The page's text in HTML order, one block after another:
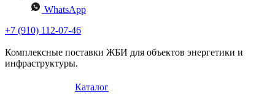
WhatsApp
+7 (910) 112-07-46
Комплексные поставки ЖБИ для объектов энергетики и
инфраструктуры.
Каталог